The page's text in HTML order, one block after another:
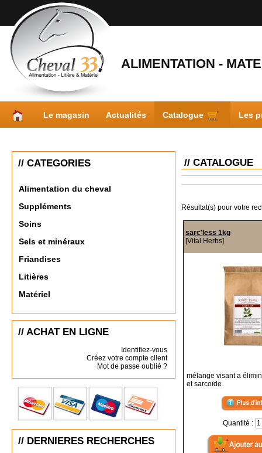
ALIMENTATION -
Le magasin Actualités Catalogue Les
// CATEGORIES
Alimentation du cheval
Suppléments
Soins
Sels et minéraux
Friandises
Litières
Matériel
// ACHAT EN LIGNE
Identifiez-vous
Créez votre compte client
Mot de passe oublié ?
// DERNIERES RECHERCHES
// CATALOGUE
Résultat(s) pour votre
sarc'less 1kg
[Vital Herbs]
mélange visant a
et sarcoïde
Quantité :